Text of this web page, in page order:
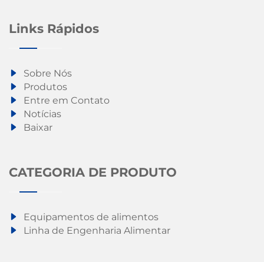
Links Rápidos
Sobre Nós
Produtos
Entre em Contato
Notícias
Baixar
CATEGORIA DE PRODUTO
Equipamentos de alimentos
Linha de Engenharia Alimentar